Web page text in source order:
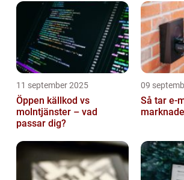
11 september 2025
Öppen källkod vs
molntjänster – vad
passar dig?
09
Så tar e-